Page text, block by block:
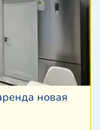
новая